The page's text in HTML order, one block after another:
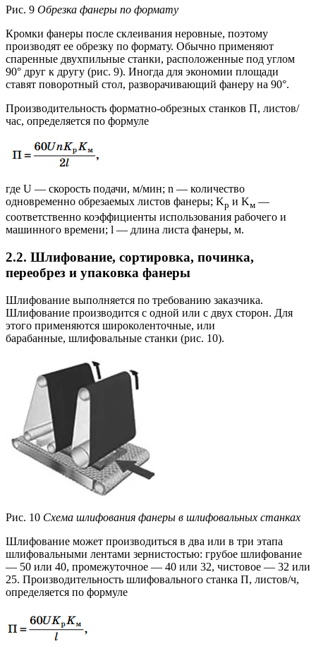
Рис. 9 Обрезка фанеры по формату
Кромки фанеры после склеивания неровные, поэтому
производят ее обрезку по формату. Обычно применяют
спаренные двухпильные станки, расположенные под углом
90° друг к другу (рис. 9). Иногда для экономии площади
ставят поворотный стол, разворачивающий фанеру на 90°.
Производительность форматно-обрезных станков П, листов/
час, определяется по формуле
где U — скорость подачи, м/мин; n — количество
одновременно обрезаемых листов фанеры; Kр и Kм —
соответственно коэффициенты использования рабочего и
машинного времени; l — длина листа фанеры, м.
2.2. Шлифование, сортировка, починка,
переобрез и упаковка фанеры
Шлифование выполняется по требованию заказчика.
Шлифование производится с одной или с двух сторон. Для
этого применяются широколенточные, или
барабанные, шлифовальные станки (рис. 10).
Рис. 10 Схема шлифования фанеры в шлифовальных станках
Шлифование может производиться в два или в три этапа
шлифовальными лентами зернистостью: грубое шлифование
— 50 или 40, промежуточное — 40 или 32, чистовое — 32 или
25. Производительность шлифовального станка П, листов/ч,
определяется по формуле